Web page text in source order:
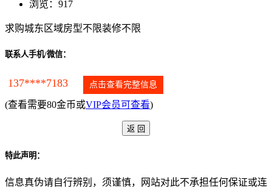
浏览：917
求购城东区域房型不限装修不限
联系人手机/微信：
137****7183 点击查看完整信息
(查看需要80金币或VIP会员可查看)
特此声明：
信息真伪请自行辨别，须谨慎，网站对此不承担任何保证或连